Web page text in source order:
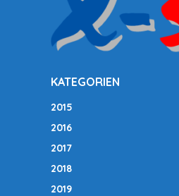
KATEGORIEN
2015
2016
2017
2018
2019